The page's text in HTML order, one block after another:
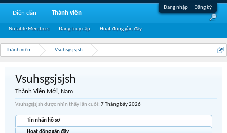
Đăng nhập Đăng ký
Thành viên Vsuhsgsjsjsh
Vsuhsgsjsjsh
Thành Viên Mới, Nam
Vsuhsgsjsjsh được nhìn thấy lần cuối: 7 Tháng bảy 2026
Tin nhắn hồ sơ
Diễn đàn Thành viên
Notable Members Đang truy cập Hoạt động gần đây